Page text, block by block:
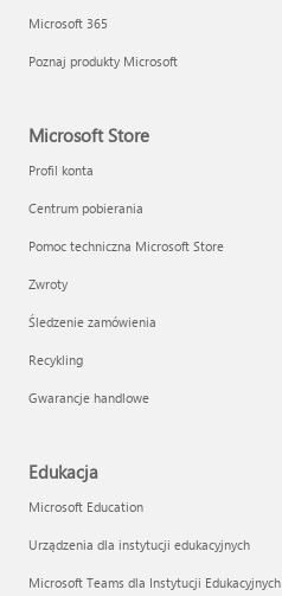
Microsoft 365
Poznaj produkty Microsoft
Microsoft Store
Profil konta
Centrum pobierania
Pomoc techniczna Microsoft Store
Zwroty
Śledzenie zamówienia
Recykling
Gwarancje handlowe
Edukacja
Microsoft Education
Urządzenia dla instytucji edukacyjnych
Microsoft Teams dla Instytucji Edukacyjnych